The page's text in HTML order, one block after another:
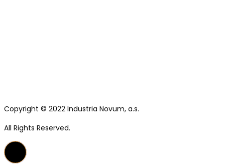
Copyright © 2022 Industria Novum, a.s.
All Rights Reserved.